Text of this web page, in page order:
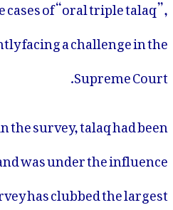
of “oral triple talaq”,
facing a challenge in the
Supreme Court.
the survey, talaq had been
was under the influence
has clubbed the largest